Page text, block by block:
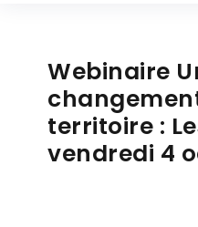
Webinaire
territoire :
vendredi 4